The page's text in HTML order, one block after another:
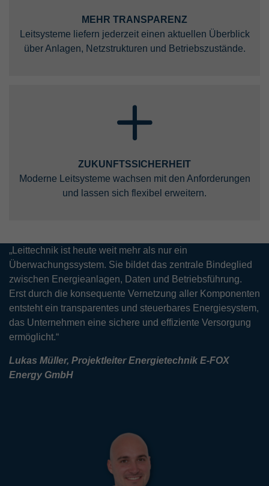
MEHR TRANSPARENZ
Leitsysteme liefern jederzeit einen aktuellen Überblick
über Anlagen, Netzstrukturen und Betriebszustände.
ZUKUNFTSSICHERHEIT
Moderne Leitsysteme wachsen mit den Anforderungen
und lassen sich flexibel erweitern.
„Leittechnik ist heute weit mehr als nur ein
Überwachungssystem. Sie bildet das zentrale Bindeglied
zwischen Energieanlagen, Daten und Betriebsführung.
Erst durch die konsequente Vernetzung aller Komponenten
entsteht ein transparentes und steuerbares Energiesystem,
das Unternehmen eine sichere und effiziente Versorgung
ermöglicht.“
Lukas Müller, Projektleiter Energietechnik E-FOX
Energy GmbH